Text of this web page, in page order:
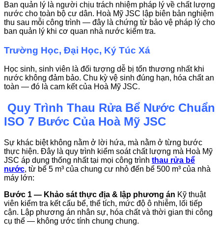
Ban quản lý là người chịu trách nhiệm pháp lý về chất lượng
nước cho toàn bộ cư dân. Hoà Mỹ JSC lập biên bản nghiệm
thu sau mỗi công trình — đây là chứng từ bảo vệ pháp lý cho
ban quản lý khi cơ quan nhà nước kiểm tra.
Trường Học, Đại Học, Ký Túc Xá
Học sinh, sinh viên là đối tượng dễ bị tổn thương nhất khi
nước không đảm bảo. Chu kỳ vệ sinh đúng hạn, hóa chất an
toàn — đó là cam kết của Hoà Mỹ JSC.
Quy Trình Thau Rửa Bể Nước Chuẩn
ISO 7 Bước Của Hoà Mỹ JSC
Sự khác biệt không nằm ở lời hứa, mà nằm ở từng bước
thực hiện. Đây là quy trình kiểm soát chất lượng mà Hoà Mỹ
JSC áp dụng thống nhất tại mọi công trình thau rửa bể
nước, từ bể 5 m³ của chung cư nhỏ đến bể 500 m³ của nhà
máy lớn:
Bước 1 — Khảo sát thực địa & lập phương án Kỹ thuật
viên kiểm tra kết cấu bể, thể tích, mức độ ô nhiễm, lối tiếp
cận. Lập phương án nhân sự, hóa chất và thời gian thi công
cụ thể — không ước tính chung chung.